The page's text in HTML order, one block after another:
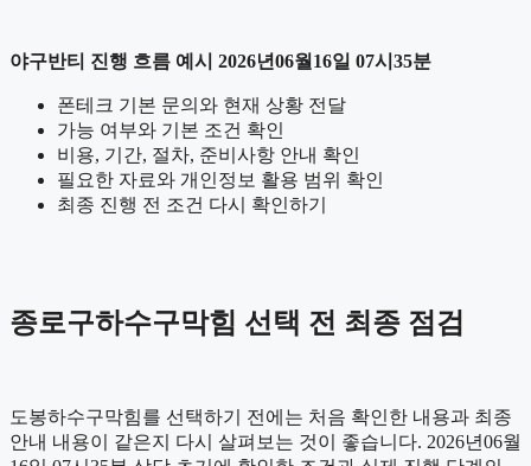
야구반티 진행 흐름 예시 2026년06월16일 07시35분
폰테크 기본 문의와 현재 상황 전달
가능 여부와 기본 조건 확인
비용, 기간, 절차, 준비사항 안내 확인
필요한 자료와 개인정보 활용 범위 확인
최종 진행 전 조건 다시 확인하기
종로구하수구막힘 선택 전 최종 점검
도봉하수구막힘를 선택하기 전에는 처음 확인한 내용과 최종
안내 내용이 같은지 다시 살펴보는 것이 좋습니다. 2026년06월